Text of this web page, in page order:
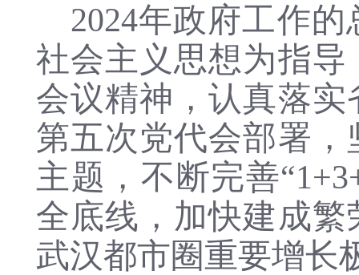
2024年政府工作
社会主义思想为指
会议精神，认真落
第五次党代会部署，
主题 ， 不断完善“1+3
全底线，加快建成
武汉都市圈重要增长